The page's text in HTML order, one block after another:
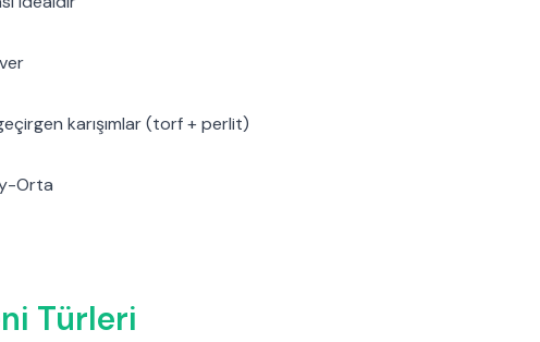
karışımlar (torf + perlit)
Orta
Türleri